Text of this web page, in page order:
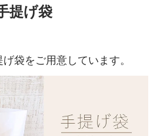
提げ袋
袋をご用意しています。